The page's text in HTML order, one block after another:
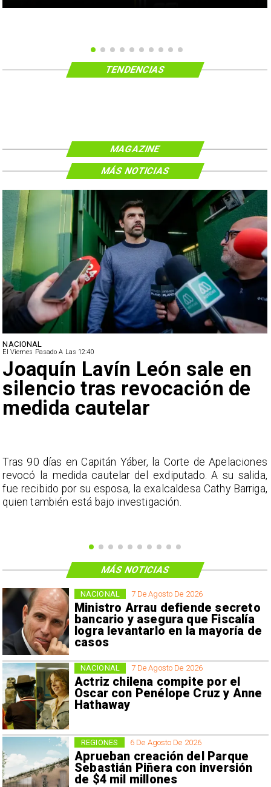
TENDENCIAS
MAGAZINE
NACIONAL
El Viernes Pasado A Las 12:40
Joaquín Lavín León sale en
silencio tras revocación de
medida cautelar
Tras 90 días en Capitán Yáber, la Corte de Apelaciones
revocó la medida cautelar del exdiputado. A su salida,
fue recibido por su esposa, la exalcaldesa Cathy Barriga,
quien también está bajo investigación.
MÁS NOTICIAS
7 De Agosto De 2026
Ministro Arrau defiende secreto
bancario y asegura que Fiscalía
logra levantarlo en la mayoría de
casos
NACIONAL
7 De Agosto De 2026
Actriz chilena compite por el
Oscar con Penélope Cruz y Anne
Hathaway
NACIONAL
6 De Agosto De 2026
Aprueban creación del Parque
Sebastián Piñera con inversión
de $4 mil millones
REGIONES
MÁS NOTICIAS